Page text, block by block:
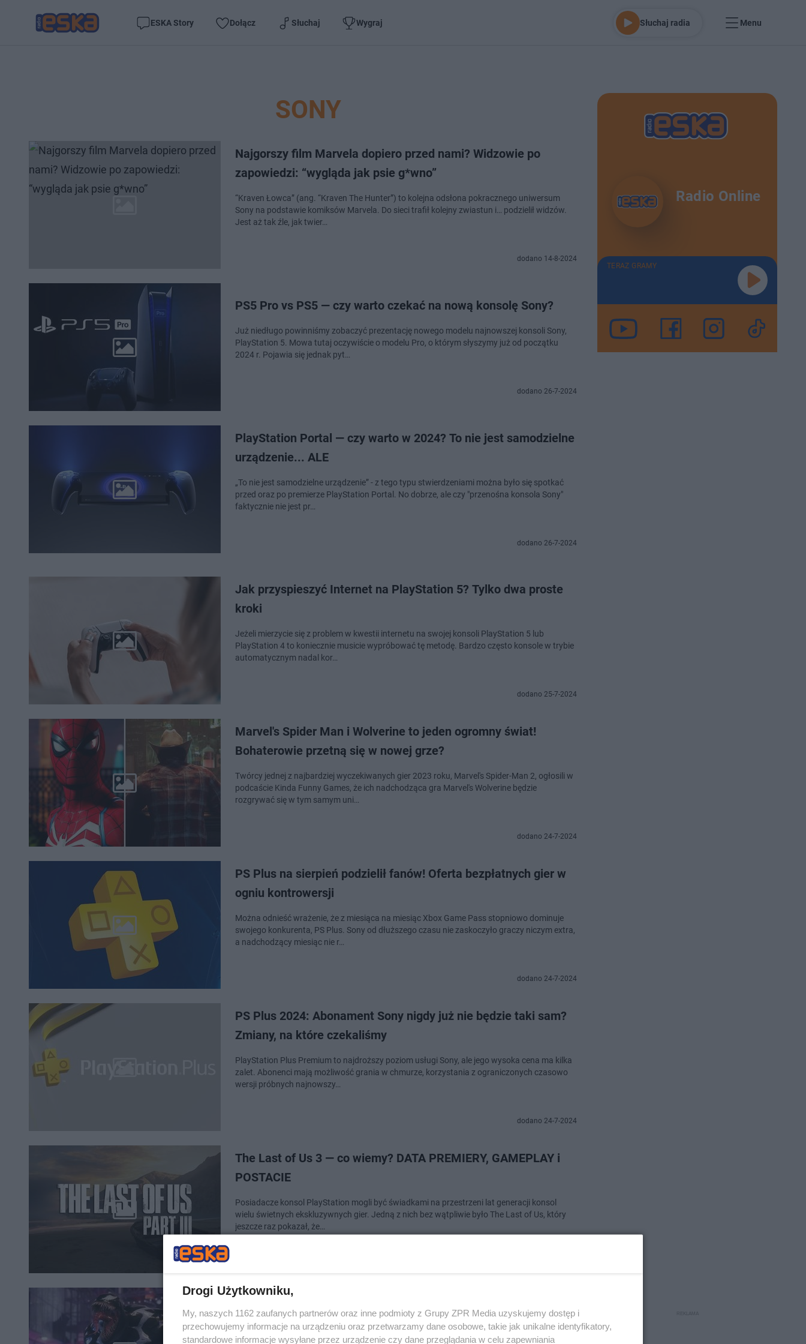
ESKA Story Dołącz Słuchaj Wygraj Słuchaj radia Menu
SONY
Najgorszy film Marvela dopiero przed nami? Widzowie po
zapowiedzi: “wygląda jak psie g*wno”
“Kraven Łowca” (ang. “Kraven The Hunter”) to kolejna odsłona pokracznego uniwersum
Sony na podstawie komiksów Marvela. Do sieci trafił kolejny zwiastun i… podzielił widzów.
Jest aż tak źle, jak twier…
dodano 14-8-2024
PS5 Pro vs PS5 — czy warto czekać na nową konsolę Sony?
Już niedługo powinniśmy zobaczyć prezentację nowego modelu najnowszej konsoli Sony,
PlayStation 5. Mowa tutaj oczywiście o modelu Pro, o którym słyszymy już od początku
2024 r. Pojawia się jednak pyt…
dodano 26-7-2024
PlayStation Portal — czy warto w 2024? To nie jest samodzielne
urządzenie... ALE
„To nie jest samodzielne urządzenie” - z tego typu stwierdzeniami można było się spotkać
przed oraz po premierze PlayStation Portal. No dobrze, ale czy "przenośna konsola Sony"
faktycznie nie jest pr…
dodano 26-7-2024
Jak przyspieszyć Internet na PlayStation 5? Tylko dwa proste
kroki
Jeżeli mierzycie się z problem w kwestii internetu na swojej konsoli PlayStation 5 lub
PlayStation 4 to koniecznie musicie wypróbować tę metodę. Bardzo często konsole w trybie
automatycznym nadal kor…
dodano 25-7-2024
Marvel's Spider Man i Wolverine to jeden ogromny świat!
Bohaterowie przetną się w nowej grze?
Twórcy jednej z najbardziej wyczekiwanych gier 2023 roku, Marvel's Spider-Man 2, ogłosili w
podcaście Kinda Funny Games, że ich nadchodząca gra Marvel's Wolverine będzie
rozgrywać się w tym samym uni…
dodano 24-7-2024
PS Plus na sierpień podzielił fanów! Oferta bezpłatnych gier w
ogniu kontrowersji
Można odnieść wrażenie, że z miesiąca na miesiąc Xbox Game Pass stopniowo dominuje
swojego konkurenta, PS Plus. Sony od dłuższego czasu nie zaskoczyło graczy niczym extra,
a nadchodzący miesiąc nie r…
dodano 24-7-2024
PS Plus 2024: Abonament Sony nigdy już nie będzie taki sam?
Zmiany, na które czekaliśmy
PlayStation Plus Premium to najdroższy poziom usługi Sony, ale jego wysoka cena ma kilka
zalet. Abonenci mają możliwość grania w chmurze, korzystania z ograniczonych czasowo
wersji próbnych najnowszy…
dodano 24-7-2024
The Last of Us 3 — co wiemy? DATA PREMIERY, GAMEPLAY i
POSTACIE
Posiadacze konsol PlayStation mogli być świadkami na przestrzeni lat generacji konsol
wielu świetnych ekskluzywnych gier. Jedną z nich bez wątpliwie było The Last of Us, który
jeszcze raz pokazał, że…
Marvel's Spider Man 2 z dodatkiem Venom! Fani powrócą do
uniwersum jeszcze w 2024 r.
Radio Online
TERAZ GRAMY
Drogi Użytkowniku,
My, naszych 1162 zaufanych partnerów oraz inne podmioty z Grupy ZPR Media uzyskujemy dostęp i
przechowujemy informacje na urządzeniu oraz przetwarzamy dane osobowe, takie jak unikalne identyfikatory,
standardowe informacje wysyłane przez urządzenie czy dane przeglądania w celu zapewniania